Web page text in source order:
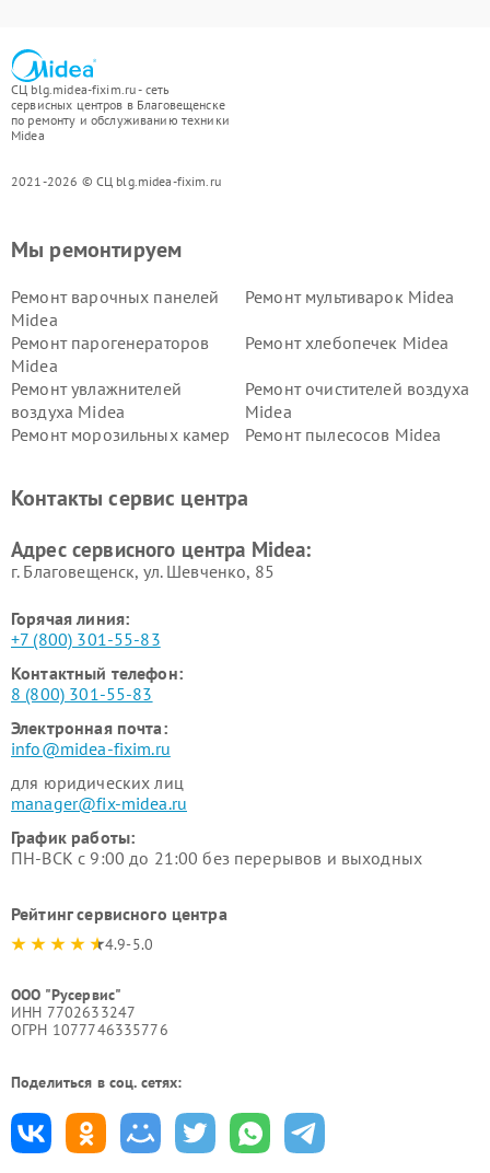
СЦ blg.midea-fixim.ru - сеть
сервисных центров в Благовещенске
по ремонту и обслуживанию техники
Midea
2021-2026 © СЦ blg.midea-fixim.ru
Мы ремонтируем
Ремонт варочных панелей
Midea
Ремонт мультиварок Midea
Ремонт парогенераторов
Midea
Ремонт хлебопечек Midea
Ремонт увлажнителей
воздуха Midea
Ремонт очистителей воздуха
Midea
Ремонт морозильных камер
Ремонт пылесосов Midea
пылесосов Midea
Midea
Контакты сервис центра
Адрес сервисного центра Midea:
г. Благовещенск, ул. Шевченко, 85
Горячая линия:
+7 (800) 301-55-83
Контактный телефон:
8 (800) 301-55-83
Электронная почта:
info@midea-fixim.ru
для юридических лиц
manager@fix-midea.ru
График работы:
ПН-ВСК с 9:00 до 21:00 без перерывов и выходных
Рейтинг сервисного центра
4.9-5.0
ООО "Русервис"
ИНН 7702633247
ОГРН 1077746335776
Поделиться в соц. сетях: